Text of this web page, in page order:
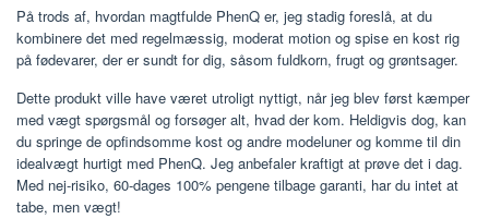
På trods af, hvordan magtfulde PhenQ er, jeg stadig foreslå, at du
kombinere det med regelmæssig, moderat motion og spise en kost rig
på fødevarer, der er sundt for dig, såsom fuldkorn, frugt og grøntsager.
Dette produkt ville have været utroligt nyttigt, når jeg blev først kæmper
med vægt spørgsmål og forsøger alt, hvad der kom. Heldigvis dog, kan
du springe de opfindsomme kost og andre modeluner og komme til din
idealvægt hurtigt med PhenQ. Jeg anbefaler kraftigt at prøve det i dag.
Med nej-risiko, 60-dages 100% pengene tilbage garanti, har du intet at
tabe, men vægt!